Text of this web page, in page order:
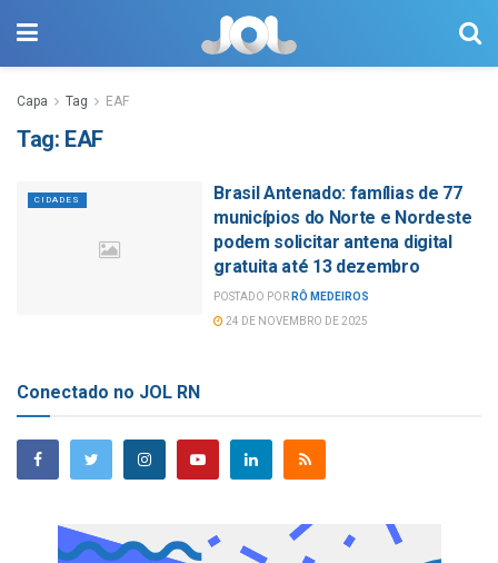
Capa Tag EAF
Tag: EAF
CIDADES
Brasil Antenado: famílias de 77
municípios do Norte e Nordeste
podem solicitar antena digital
gratuita até 13 dezembro
POSTADO POR RÔ MEDEIROS
24 DE NOVEMBRO DE 2025
Conectado no JOL RN